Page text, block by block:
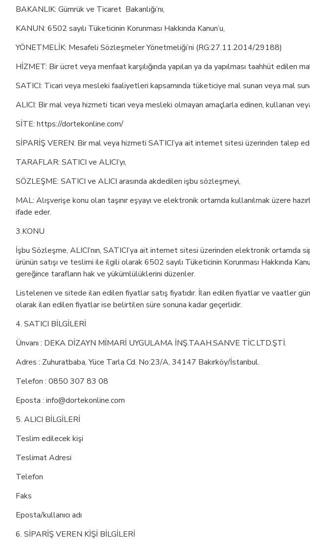
BAKANLIK: Gümrük ve Ticaret Bakanlığı’nı,
KANUN: 6502 sayılı Tüketicinin Korunması Hakkında Kanun’u,
YÖNETMELİK: Mesafeli Sözleşmeler Yönetmeliği’ni (RG:27.11.2014/29188)
HİZMET: Bir ücret veya menfaat karşılığında yapılan ya da yapılması taahhüt edilen
SATICI: Ticari veya mesleki faaliyetleri kapsamında tüketiciye mal sunan veya mal
ALICI: Bir mal veya hizmeti ticari veya mesleki olmayan amaçlarla edinen, kullanan
SİTE: https://dortekonline.com/
SİPARİŞ VEREN: Bir mal veya hizmeti SATICI’ya ait internet sitesi üzerinden talep
TARAFLAR: SATICI ve ALICI’yı,
SÖZLEŞME: SATICI ve ALICI arasında akdedilen işbu sözleşmeyi,
MAL: Alışverişe konu olan taşınır eşyayı ve elektronik ortamda kullanılmak üzere
ifade eder.
3.KONU
İşbu Sözleşme, ALICI’nın, SATICI’ya ait internet sitesi üzerinden elektronik ortamda
ürünün satışı ve teslimi ile ilgili olarak 6502 sayılı Tüketicinin Korunması Hakkında
gereğince tarafların hak ve yükümlülüklerini düzenler.
Listelenen ve sitede ilan edilen fiyatlar satış fiyatıdır. İlan edilen fiyatlar ve vaatler
olarak ilan edilen fiyatlar ise belirtilen süre sonuna kadar geçerlidir.
4. SATICI BİLGİLERİ
Ünvanı : DEKA DİZAYN MİMARİ UYGULAMA İNŞ.TAAH.SANVE TİC.LTD.ŞTİ.
Adres : Zuhuratbaba, Yüce Tarla Cd. No:23/A, 34147 Bakırköy/İstanbul.
Telefon : 0850 307 83 08
Eposta : info@dortekonline.com
5. ALICI BİLGİLERİ
Teslim edilecek kişi
Teslimat Adresi
Telefon
Faks
Eposta/kullanıcı adı
6. SİPARİŞ VEREN KİŞİ BİLGİLERİ